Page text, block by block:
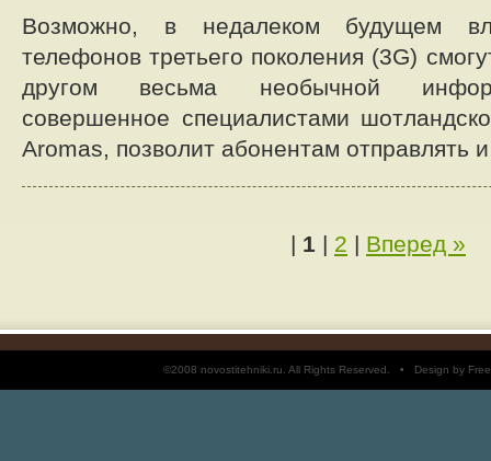
Возможно, в недалеком будущем
телефонов третьего поколения (3G)
другом весьма необычной
совершенное специалистами
Aromas, позволит абонентам отправлять
| 1 | 2 | Вперед »
©2008 novostitehniki.ru. All Rights Reserved. • Design by